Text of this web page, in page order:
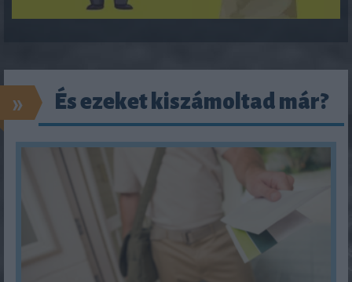
» És ezeket kiszámoltad már?